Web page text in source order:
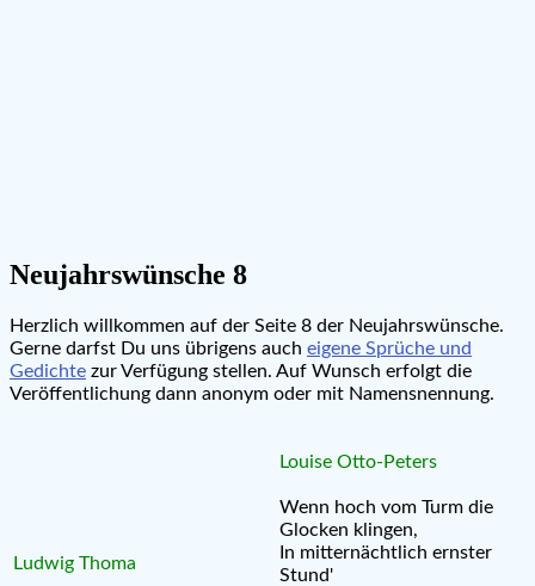
Neujahrswünsche 8
Herzlich willkommen auf der Seite 8 der Neujahrswünsche.
Gerne darfst Du uns übrigens auch eigene Sprüche und
Gedichte zur Verfügung stellen. Auf Wunsch erfolgt die
Veröffentlichung dann anonym oder mit Namensnennung.
Ludwig Thoma
Louise Otto-Peters
Wenn hoch vom Turm die
Glocken klingen,
In mitternächtlich ernster
Stund'